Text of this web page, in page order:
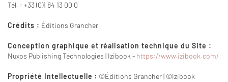
Tél. : +33 (0)1 84 13 00 0
Crédits : Éditions Grancher
Conception graphique et réalisation technique du Site :
Nuxos Publishing Technologies | Izibook - https://www.izibook.com/
Propriété Intellectuelle : ©Éditions Grancher | ©Izibook